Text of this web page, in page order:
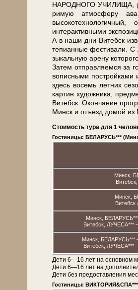
НАРОДНОГО УЧИЛИЩА,
ри­мую ат­мо­сфе­ру
интерактивными
А в на­ши дни Ви­тебск
те­пи­ан­ные фе­сти­ва­ли. С
зы­каль­ную аре­ну
За­тем от­прав­ля­ем­ся за
во­пис­ны­ми
здесь во­семь летних
кар­тин ху­дож­ни­ка,
Ви­тебск. Окон­ча­ние
Минск и отъезд до­мой из
Стоимость тура для 1
Гостиницы: БЕЛАРУСЬ***
Минск,
Минск,
Минск,
Витебск, ЛУЧЕСА***
Минск, БЕЛАРУСЬ***
Витебск, ЛУЧЕСА***
Дети 6—16 лет на основном
Дети 6—16 лет на
Дети без предоставления
Гостиницы: